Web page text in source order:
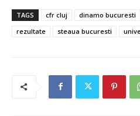
TAGS cfr cluj dinamo bucuresti
rezultate
steaua bucuresti